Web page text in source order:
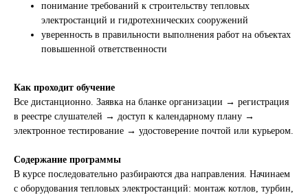
понимание требований к строительству тепловых
электростанций и гидротехнических сооружений
уверенность в правильности выполнения работ на объектах
повышенной ответственности
Как проходит обучение
Все дистанционно. Заявка на бланке организации → регистрация
в реестре слушателей → доступ к календарному плану →
электронное тестирование → удостоверение почтой или курьером.
Содержание программы
В курсе последовательно разбираются два направления. Начинаем
с оборудования тепловых электростанций: монтаж котлов, турбин,